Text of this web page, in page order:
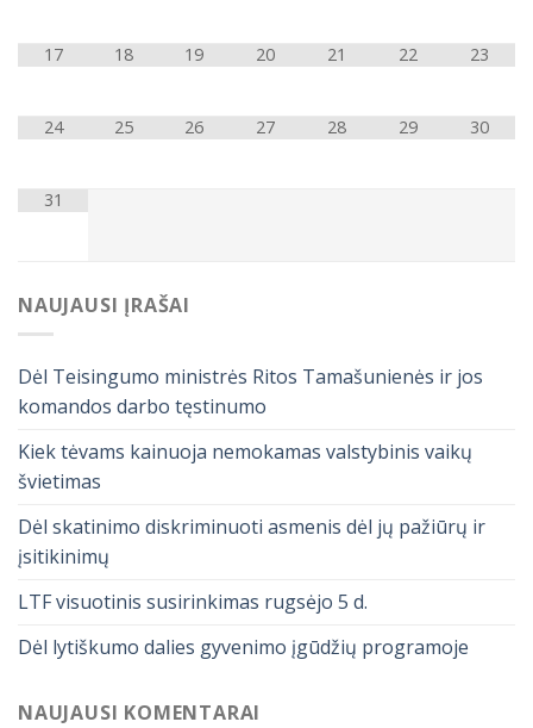
17 18 19 20 21 22 23
24 25 26 27 28 29 30
31
NAUJAUSI ĮRAŠAI
Dėl Teisingumo ministrės Ritos Tamašunienės ir jos
komandos darbo tęstinumo
Kiek tėvams kainuoja nemokamas valstybinis vaikų
švietimas
Dėl skatinimo diskriminuoti asmenis dėl jų pažiūrų ir
įsitikinimų
LTF visuotinis susirinkimas rugsėjo 5 d.
Dėl lytiškumo dalies gyvenimo įgūdžių programoje
NAUJAUSI KOMENTARAI